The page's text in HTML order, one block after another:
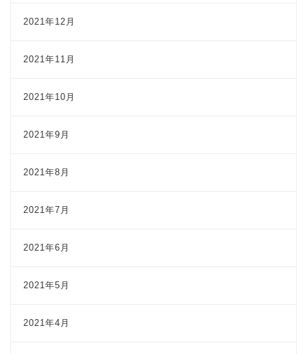
2021年12月
2021年11月
2021年10月
2021年9月
2021年8月
2021年7月
2021年6月
2021年5月
2021年4月